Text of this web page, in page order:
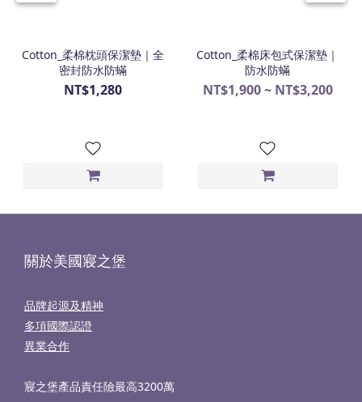
Cotton_柔棉枕頭保潔墊｜全
密封防水防蟎
NT$1,280
Cotton_柔棉床包式保潔墊｜
防水防蟎
NT$1,900 ~ NT$3,200
關於美國寢之堡
品牌起源及精神
多項國際認證
異業合作
寢之堡產品責任險最高3200萬